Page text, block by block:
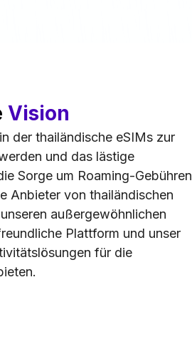
Vision
der thailändische eSIMs zur
und das lästige
Sorge um Roaming-Gebühren
Anbieter von thailändischen
außergewöhnlichen
Plattform und unser
für die